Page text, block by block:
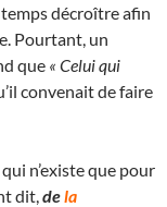
décroître afin
Pourtant, un
que « Celui qui
convenait de faire
n’existe que pour
dit, dela